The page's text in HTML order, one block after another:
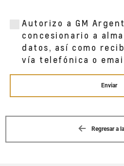
Autorizo a GM
concesionario a
datos, así como
vía telefónica o
Enviar
Regresar a